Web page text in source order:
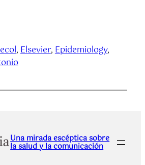
, Elsevier, Epidemiology
Una mirada escéptica sobre
la salud y la comunicación